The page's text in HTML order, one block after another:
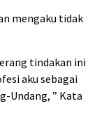
mengaku tidak
tindakan ini
aku sebagai
Undang, ” Kata